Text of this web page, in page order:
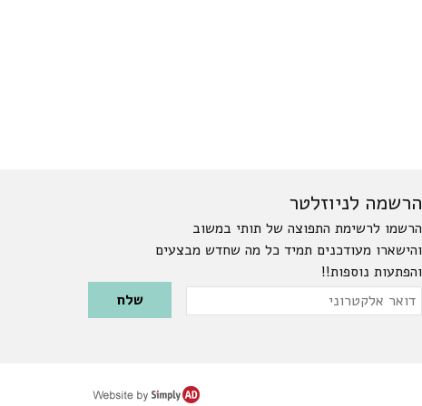
הרשמה לניוזלטר
הרשמו לרשימת התפוצה של תותי במשוב
והישארו מעודכנים תמיד כל מה שחדש מבצעים
והפתעות נוספות!!
Please leave this field empty.
דואר